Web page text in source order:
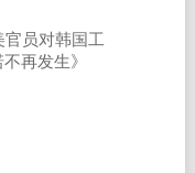
官员对韩国工
再发生》